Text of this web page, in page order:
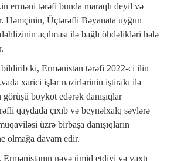
erməni tərəfi bunda maraqlı deyil və
Həmçinin, Üçtərəfli Bəyanata uyğun
açılması ilə bağlı öhdəlikləri hələ
bildirib ki, Ermənistan tərəfi 2022-ci ilin
xarici işlər nazirlərinin iştirakı ilə
görüşü boykot edərək danışıqlar
qaydada çıxıb və beynəlxalq səylərə
üzrə birbaşa danışıqların
olmağa davam edir.
nəyə ümid etdiyi və vaxtı